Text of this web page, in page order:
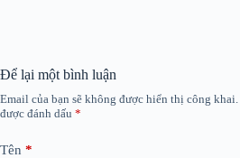
Để lại một bình luận
Email của bạn sẽ không được hiển thị công khai.
được đánh dấu *
Tên *